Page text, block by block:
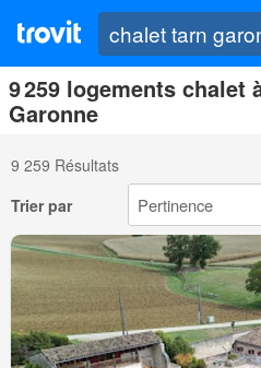
9 259 logements chalet
Garonne
9 259 Résultats
Trier par